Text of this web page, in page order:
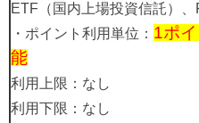
ETF（国内上場投資信託）、
・ポイント利用単位： 1ポ
能
利用上限：なし
利用下限：なし